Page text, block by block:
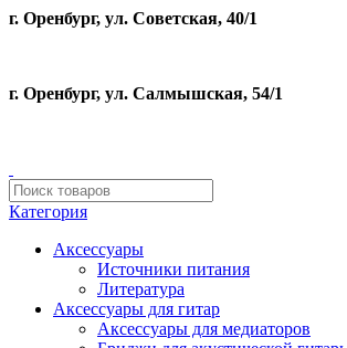
г. Оренбург, ул. Советская, 40/1
г. Оренбург, ул. Салмышская, 54/1
Категория
Аксессуары
Источники питания
Литература
Аксессуары для гитар
Аксессуары для медиаторов